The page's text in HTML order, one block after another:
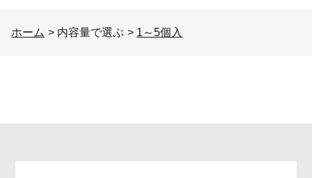
ホーム > 内容量で選ぶ > 1～5個入